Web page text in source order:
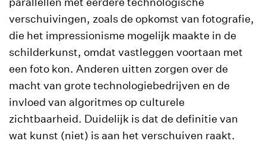
verschuivingen, zoals de opkomst van fotografie,
die het impressionisme mogelijk maakte in de
schilderkunst, omdat vastleggen voortaan met
een foto kon. Anderen uitten zorgen over de
macht van grote technologiebedrijven en de
invloed van algoritmes op culturele
zichtbaarheid. Duidelijk is dat de definitie van
wat kunst (niet) is aan het verschuiven raakt.